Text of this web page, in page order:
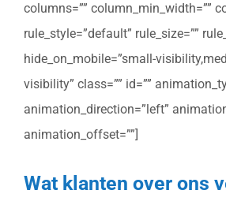
columns=”” column_min_width=””
rule_style=”default” rule_size=””
hide_on_mobile=”small-
visibility” class=”” id=””
animation_direction=”left”
animation_offset=””]
Wat klanten over ons